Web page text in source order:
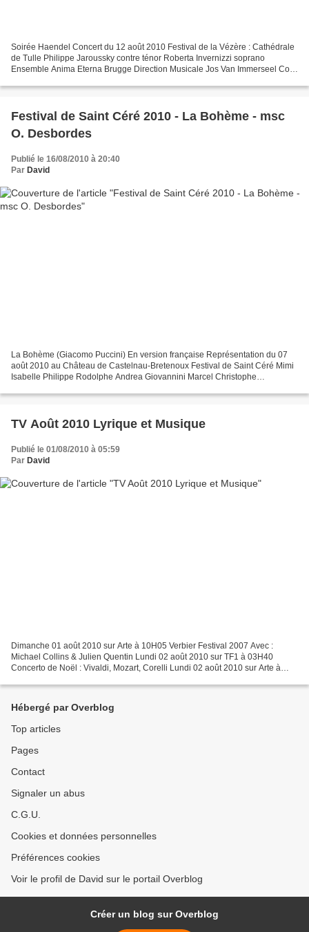
Soirée Haendel Concert du 12 août 2010 Festival de la Vézère : Cathédrale
de Tulle Philippe Jaroussky contre ténor Roberta Invernizzi soprano
Ensemble Anima Eterna Brugge Direction Musicale Jos Van Immerseel Con
Festival de Saint Céré 2010 - La Bohème - msc
O. Desbordes
Publié le 16/08/2010 à 20:40
Par David
La Bohème (Giacomo Puccini) En version française Représentation du 07
août 2010 au Château de Castelnau-Bretenoux Festival de Saint Céré Mimi
Isabelle Philippe Rodolphe Andrea Giovannini Marcel Christophe
TV Août 2010 Lyrique et Musique
Publié le 01/08/2010 à 05:59
Par David
Dimanche 01 août 2010 sur Arte à 10H05 Verbier Festival 2007 Avec :
Michael Collins & Julien Quentin Lundi 02 août 2010 sur TF1 à 03H40
Concerto de Noël : Vivaldi, Mozart, Corelli Lundi 02 août 2010 sur Arte à
Hébergé par Overblog
Top articles
Pages
Contact
Signaler un abus
C.G.U.
Cookies et données personnelles
Préférences cookies
Voir le profil de David sur le portail Overblog
Créer un blog sur Overblog